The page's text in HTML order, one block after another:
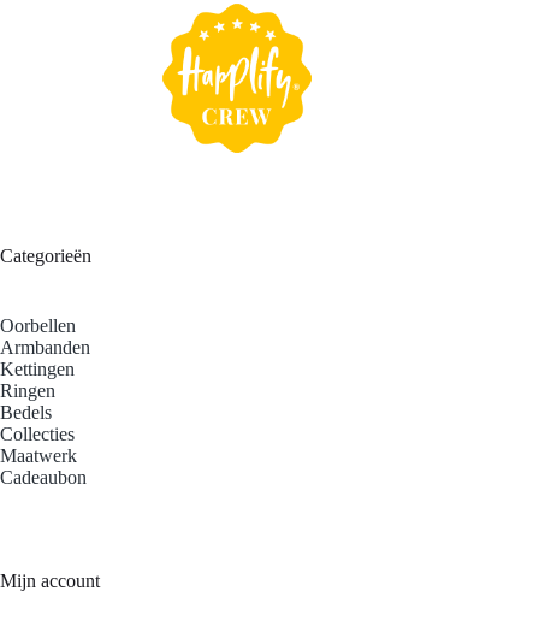
Categorieën
Oorbellen
Armbanden
Kettingen
Ringen
Bedels
Collecties
Maatwerk
Cadeaubon
Mijn account